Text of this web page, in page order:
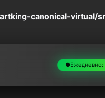
canonical-virtual/
●Ежедневно: